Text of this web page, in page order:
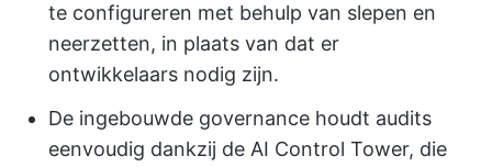
te configureren met behulp van slepen en
neerzetten, in plaats van dat er
ontwikkelaars nodig zijn.
De ingebouwde governance houdt audits
eenvoudig dankzij de AI Control Tower, die